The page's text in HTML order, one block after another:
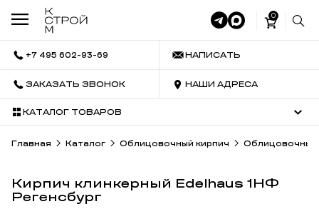
0
+7 495 602-93-69 НАПИСАТЬ
ЗАКАЗАТЬ ЗВОНОК НАШИ АДРЕСА
КАТАЛОГ ТОВАРОВ
Главная Каталог Облицовочный кирпич Облицовочный
Кирпич клинкерный Edelhaus 1НФ
Регенсбург